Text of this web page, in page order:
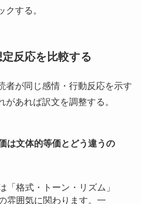
クする。
反応を比較する
者が同じ感情・行動反応を示す
があれば訳文を調整する。
は文体的等価とどう違うの
「格式・トーン・リズム」
雰囲気に関わります。一